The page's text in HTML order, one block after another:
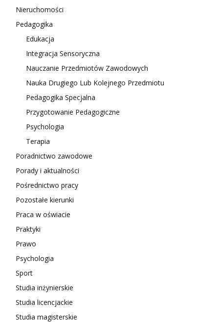
Nieruchomości
Pedagogika
Edukacja
Integracja Sensoryczna
Nauczanie Przedmiotów Zawodowych
Nauka Drugiego Lub Kolejnego Przedmiotu
Pedagogika Specjalna
Przygotowanie Pedagogiczne
Psychologia
Terapia
Poradnictwo zawodowe
Porady i aktualności
Pośrednictwo pracy
Pozostałe kierunki
Praca w oświacie
Praktyki
Prawo
Psychologia
Sport
Studia inżynierskie
Studia licencjackie
Studia magisterskie